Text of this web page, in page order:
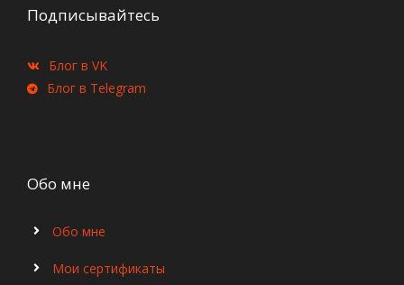
Подписывайтесь
Блог в VK
Блог в Telegram
Обо мне
Обо мне
Мои сертификаты